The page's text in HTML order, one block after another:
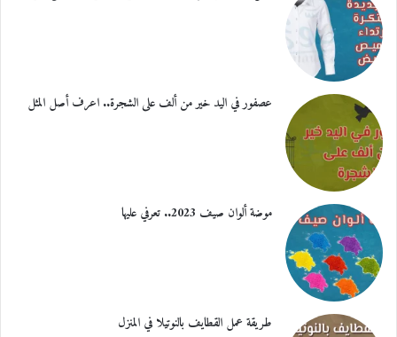
عصفور في اليد خير من ألف على الشجرة.. اعرف أصل المثل
موضة ألوان صيف 2023.. تعرفي عليها
طريقة عمل القطايف بالنوتيلا في المنزل